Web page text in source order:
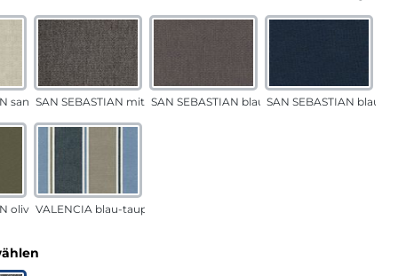
sandSAN SEBASTIAN mittelgrauSAN SEBASTIAN blau-sandSAN SEBASTIAN blau
oliv VALENCIA blau-taupe